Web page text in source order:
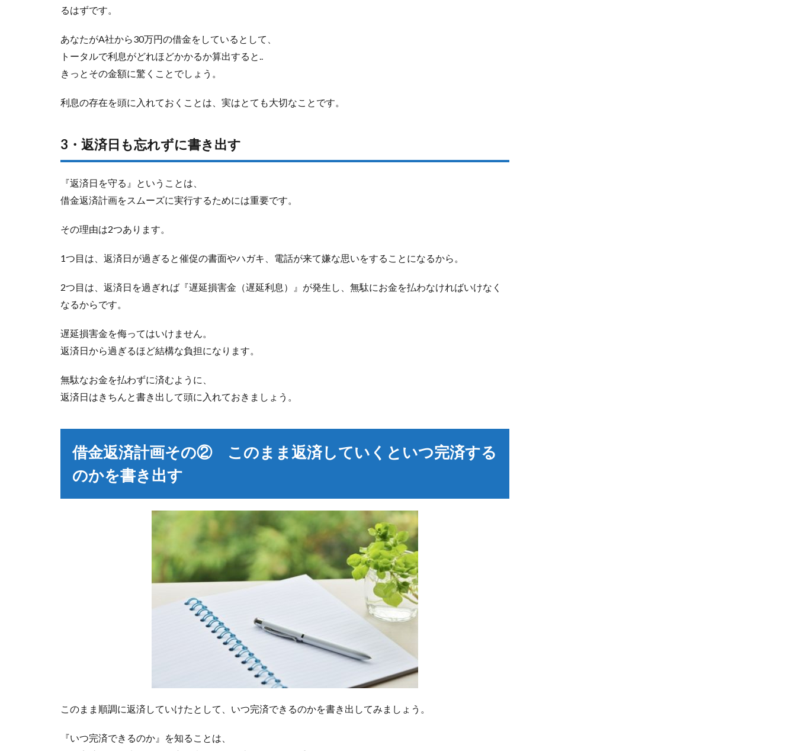
るはずです。
あなたがA社から30万円の借金をしているとして、
トータルで利息がどれほどかかるか算出すると..
きっとその金額に驚くことでしょう。
利息の存在を頭に入れておくことは、実はとても大切なことです。
3・返済日も忘れずに書き出す
『返済日を守る』ということは、
借金返済計画をスムーズに実行するためには重要です。
その理由は2つあります。
1つ目は、返済日が過ぎると催促の書面やハガキ、電話が来て嫌な思いをすることになるから。
2つ目は、返済日を過ぎれば『遅延損害金（遅延利息）』が発生し、無駄にお金を払わなければいけなく
なるからです。
遅延損害金を侮ってはいけません。
返済日から過ぎるほど結構な負担になります。
無駄なお金を払わずに済むように、
返済日はきちんと書き出して頭に入れておきましょう。
借金返済計画その② このまま返済していくといつ完済する
のかを書き出す
このまま順調に返済していけたとして、いつ完済できるのかを書き出してみましょう。
『いつ完済できるのか』を知ることは、